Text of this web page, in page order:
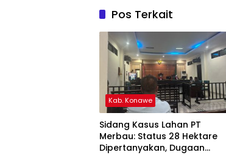
Pos Terkait
Kab. Konawe
Sidang Kasus Lahan PT
Merbau: Status 28 Hektare
Dipertanyakan, Dugaan